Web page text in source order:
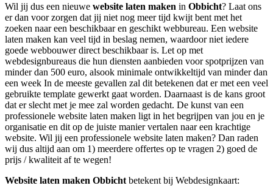
Wil jij dus een nieuwe website laten maken in Obbicht? Laat ons
er dan voor zorgen dat jij niet nog meer tijd kwijt bent met het
zoeken naar een beschikbaar en geschikt webbureau. Een website
laten maken kan veel tijd in beslag nemen, waardoor niet iedere
goede webbouwer direct beschikbaar is. Let op met
webdesignbureaus die hun diensten aanbieden voor spotprijzen van
minder dan 500 euro, alsook minimale ontwikkeltijd van minder dan
een week In de meeste gevallen zal dit betekenen dat er met een veel
gebruikte template gewerkt gaat worden. Daarnaast is de kans groot
dat er slecht met je mee zal worden gedacht. De kunst van een
professionele website laten maken ligt in het begrijpen van jou en je
organisatie en dit op de juiste manier vertalen naar een krachtige
website. Wil jij een professionele website laten maken? Dan raden
wij dus altijd aan om 1) meerdere offertes op te vragen 2) goed de
prijs / kwaliteit af te wegen!
Website laten maken Obbicht betekent bij Webdesignkaart: